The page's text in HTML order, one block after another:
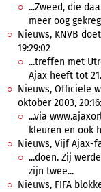
...Zweed, die
meer oog
Nieuws, KNVB
19:29:02
...treffen met
Ajax heeft tot
Nieuws, Officiele
oktober 2003,
...via
kleuren en ook
Nieuws, Vijf Ajax-
...doen. Zij
zijn twee...
Nieuws, FIFA